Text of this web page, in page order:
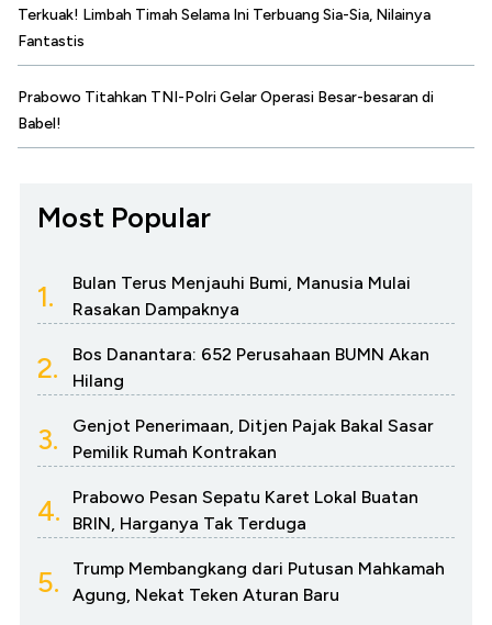
Terkuak! Limbah Timah Selama Ini Terbuang Sia-Sia, Nilainya
Fantastis
Prabowo Titahkan TNI-Polri Gelar Operasi Besar-besaran di
Babel!
Most Popular
1.
Bulan Terus Menjauhi Bumi, Manusia Mulai
Rasakan Dampaknya
2.
Bos Danantara: 652 Perusahaan BUMN Akan
Hilang
3.
Genjot Penerimaan, Ditjen Pajak Bakal Sasar
Pemilik Rumah Kontrakan
4.
Prabowo Pesan Sepatu Karet Lokal Buatan
BRIN, Harganya Tak Terduga
5.
Trump Membangkang dari Putusan Mahkamah
Agung, Nekat Teken Aturan Baru